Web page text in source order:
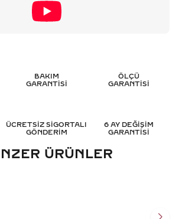
BAKIM
GARANTİSİ
ÖLÇÜ
GARANTİSİ
ÜCRETSİZ SİGORTALI
GÖNDERİM
6 AY DEĞİŞİM
GARANTİSİ
ÜRÜNLER